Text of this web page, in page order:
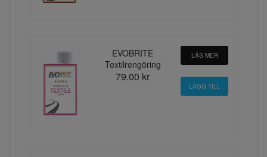
EVOBRITE
Textilrengöring
79.00 kr
LÄS MER